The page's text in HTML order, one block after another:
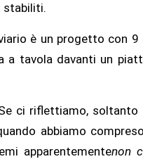
stabiliti.
è un progetto con
a tavola davanti un
ci riflettiamo, soltanto
abbiamo
apparentementenon